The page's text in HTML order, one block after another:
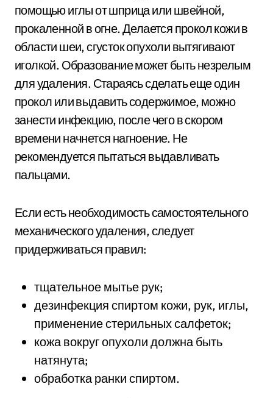
помощью иглы от шприца или швейной,
прокаленной в огне. Делается прокол кожи в
области шеи, сгусток опухоли вытягивают
иголкой. Образование может быть незрелым
для удаления. Стараясь сделать еще один
прокол или выдавить содержимое, можно
занести инфекцию, после чего в скором
времени начнется нагноение. Не
рекомендуется пытаться выдавливать
пальцами.
Если есть необходимость самостоятельного
механического удаления, следует
придерживаться правил:
тщательное мытье рук;
дезинфекция спиртом кожи, рук, иглы,
применение стерильных салфеток;
кожа вокруг опухоли должна быть
натянута;
обработка ранки спиртом.